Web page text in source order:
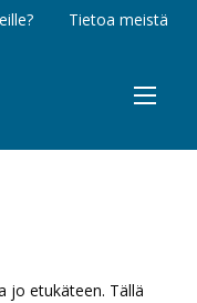
Tietoa meistä
jo etukäteen. Tällä